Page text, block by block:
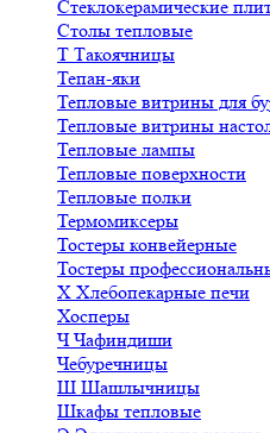
Стеклокерамические
Столы тепловые
Т Такоячницы
Тепан-яки
Тепловые витрины для
Тепловые витрины
Тепловые лампы
Тепловые поверхности
Тепловые полки
Термомиксеры
Тостеры конвейерные
Тостеры
Х Хлебопекарные печи
Хосперы
ЧЧафиндиши
Чебуречницы
Ш Шашлычницы
Шкафы тепловые